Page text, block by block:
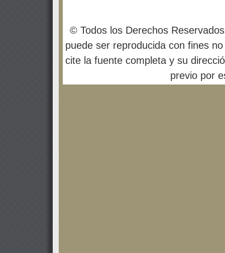
© Todos los Derechos
puede ser reproducida con fines
cite la fuente completa y su
previo por